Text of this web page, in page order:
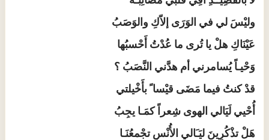
وليْسَ لي في الوَرَى إلاّكِ والوَصَبُ
عَيْنَاكِ هلْ يا تُرى ما عُدْتُ أَحْسبُها
وَحْيـاً يُسامرني أم هدَّني النَّصَبُ ؟
قدْ كنتُ فيما مَضَى قيْسا ً بأَخْيلتي
أُحْيي لَيَالي الهوى شِعراً كمَـا يجِبُ
هَلْ تذْكُرِينَ ليَـَالي الأُنْسِ تجْمعُنَـا